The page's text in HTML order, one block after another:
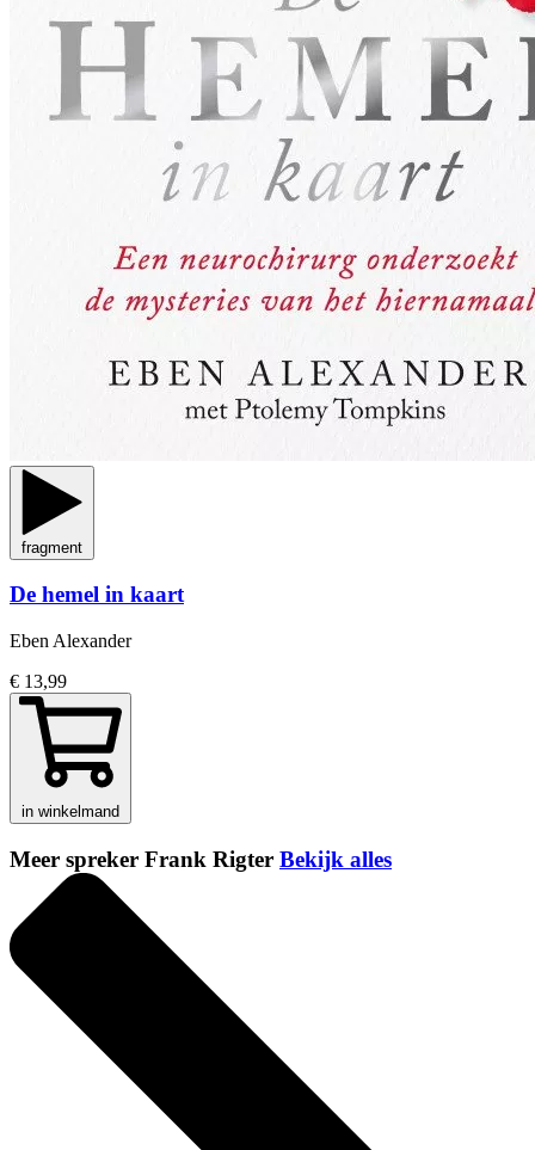
fragment
De hemel in kaart
Eben Alexander
€ 13,99
in winkelmand
Meer spreker Frank Rigter Bekijk alles